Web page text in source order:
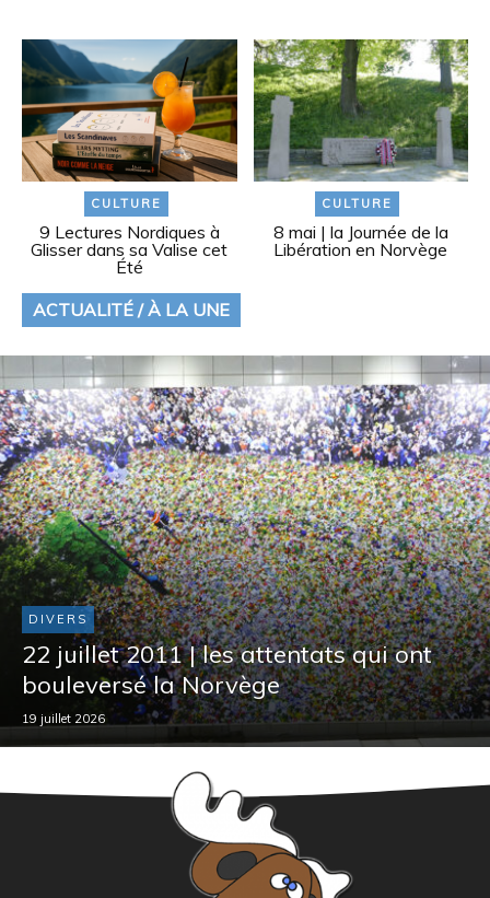
CULTURE
9 Lectures Nordiques à
Glisser dans sa Valise cet
Été
CULTURE
8 mai | la Journée de la
Libération en Norvège
ACTUALITÉ / À LA UNE
DIVERS
22 juillet 2011 | les attentats qui ont
bouleversé la Norvège
19 juillet 2026